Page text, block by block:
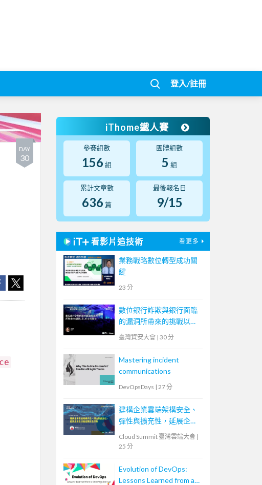
登入/註冊
DAY
30
iThome鐵人賽
參賽組數
156 組
團體組數
5 組
累計文章數
636 篇
最後報名日
9/15
看影片追技術 看更多
業務戰略數位轉型成功關
鍵
23 分
數位銀行詐欺與銀行面臨
的漏洞所帶來的挑戰以及
AI 如何幫助
臺灣資安大會 | 30 分
Mastering incident
communications
DevOpsDays | 27 分
建構企業雲端架構安全、
彈性與擴充性，延展企業
全球無邊際安全存取
Cloud Summit 臺灣雲端大會 |
25 分
Evolution of DevOps:
Lessons Learned from a